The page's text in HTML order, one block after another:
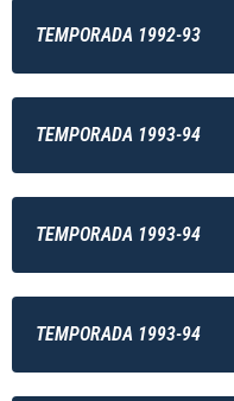
TEMPORADA 1992-93
TEMPORADA 1993-94
TEMPORADA 1993-94
TEMPORADA 1993-94